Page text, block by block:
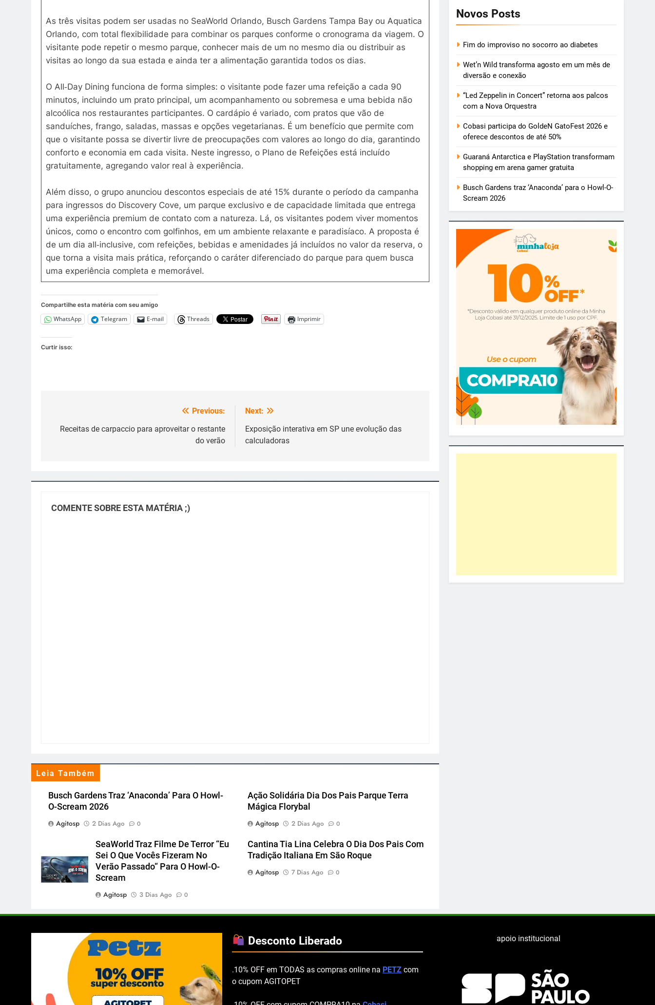
As três visitas podem ser usadas no SeaWorld Orlando, Busch Gardens Tampa Bay ou Aquatica
Orlando, com total flexibilidade para combinar os parques conforme o cronograma da viagem. O
visitante pode repetir o mesmo parque, conhecer mais de um no mesmo dia ou distribuir as
visitas ao longo da sua estada e ainda ter a alimentação garantida todos os dias.
O All‑Day Dining funciona de forma simples: o visitante pode fazer uma refeição a cada 90
minutos, incluindo um prato principal, um acompanhamento ou sobremesa e uma bebida não
alcoólica nos restaurantes participantes. O cardápio é variado, com pratos que vão de
sanduíches, frango, saladas, massas e opções vegetarianas. É um benefício que permite com
que o visitante possa se divertir livre de preocupações com valores ao longo do dia, garantindo
conforto e economia em cada visita. Neste ingresso, o Plano de Refeições está incluído
gratuitamente, agregando valor real à experiência.
Além disso, o grupo anunciou descontos especiais de até 15% durante o período da campanha
para ingressos do Discovery Cove, um parque exclusivo e de capacidade limitada que entrega
uma experiência premium de contato com a natureza. Lá, os visitantes podem viver momentos
únicos, como o encontro com golfinhos, em um ambiente relaxante e paradisíaco. A proposta é
de um dia all‑inclusive, com refeições, bebidas e amenidades já incluídos no valor da reserva, o
que torna a visita mais prática, reforçando o caráter diferenciado do parque para quem busca
uma experiência completa e memorável.
Compartilhe esta matéria com seu amigo
WhatsApp Telegram E-mail Threads Imprimir
Curtir isso:
de
Previous:
Receitas de carpaccio para aproveitar o restante
do verão
Next:
Exposição interativa em SP une evolução das
calculadoras
COMENTE SOBRE ESTA MATÉRIA ;)
Leia Também
Busch Gardens Traz ‘Anaconda’ Para O Howl-
O-Scream 2026
Agitosp
2 Dias Ago 0
Ação Solidária Dia Dos Pais Parque Terra
Mágica Florybal
Agitosp
2 Dias Ago 0
SeaWorld Traz Filme De Terror “Eu
Sei O Que Vocês Fizeram No
Verão Passado“ Para O Howl-O-
Scream
Agitosp
3 Dias Ago 0
Cantina Tia Lina Celebra O Dia Dos Pais Com
Tradição Italiana Em São Roque
Agitosp
7 Dias Ago 0
Novos Posts
Fim do improviso no socorro ao diabetes
Wet’n Wild transforma agosto em um mês de
diversão e conexão
“Led Zeppelin in Concert” retorna aos palcos
com a Nova Orquestra
Cobasi participa do GoldeN GatoFest 2026 e
oferece descontos de até 50%
Guaraná Antarctica e PlayStation transformam
shopping em arena gamer gratuita
Busch Gardens traz ‘Anaconda’ para o Howl-O-
Scream 2026
Desconto Liberado
.10% OFF em TODAS as compras online na PETZ com
o cupom AGITOPET
apoio institucional